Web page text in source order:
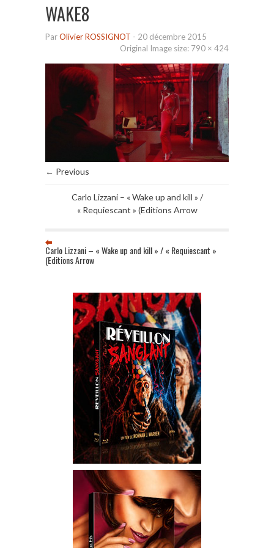
WAKE8
ParOlivier ROSSIGNOT - 20 décembre 2015
Original Image size: 790 × 424
← Previous
Carlo Lizzani – « Wake up and kill » /
« Requiescant » (Editions Arrow
Carlo Lizzani – « Wake up and kill » / « Requiescant »
(Editions Arrow